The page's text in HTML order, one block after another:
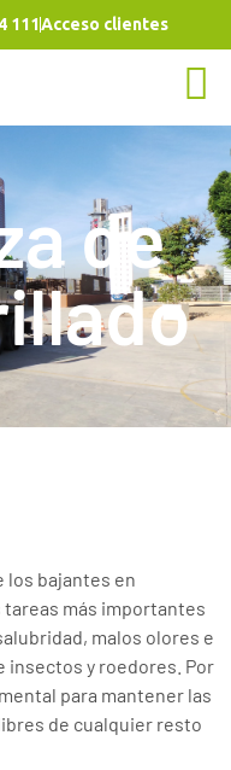
111Acceso clientes
de
los bajantes en
más importantes
malos olores e
insectos y roedores. Por
para mantener las
de cualquier resto